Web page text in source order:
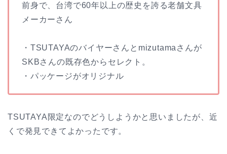
前身で、台湾で60年以上の歴史を誇る老舗文具
メーカーさん
・TSUTAYAのバイヤーさんとmizutamaさんが
SKBさんの既存色からセレクト。
・パッケージがオリジナル
TSUTAYA限定なのでどうしようかと思いましたが、近
くで発見できてよかったです。